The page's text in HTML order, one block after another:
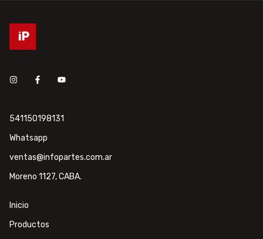
541150198131
Whatsapp
ventas@infopartes.com.ar
Moreno 1127, CABA.
Inicio
Productos